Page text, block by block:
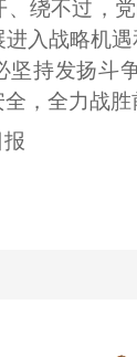
、绕不过，
入战略机
坚持发扬斗
全，全力战